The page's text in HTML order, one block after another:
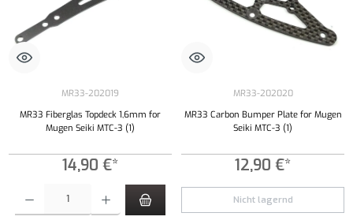
MR33-202019
MR33 Fiberglas Topdeck 1,6mm for
Mugen Seiki MTC-3 (1)
14,90 €*
Quantité de produit : Entrez la quantité souhaitée ou utilisez les boutons pour augmenter
MR33-202020
MR33 Carbon Bumper Plate for Mugen
Seiki MTC-3 (1)
12,90 €*
Nicht lagernd